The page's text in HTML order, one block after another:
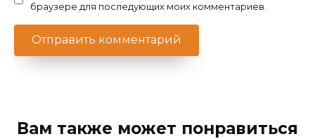
браузере для последующих моих комментариев.
Вам также может понравиться